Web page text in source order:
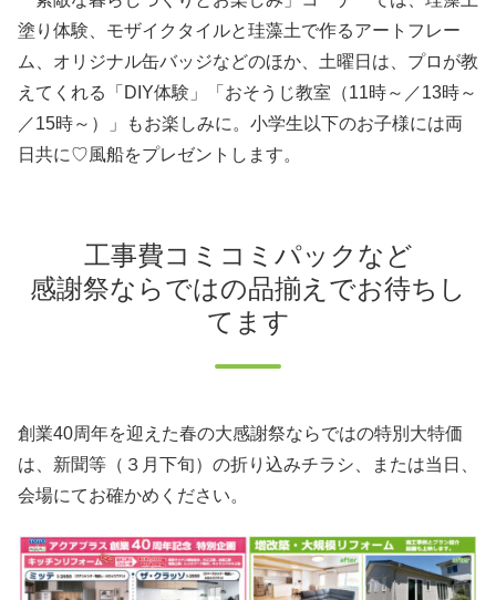
塗り体験、モザイクタイルと珪藻土で作るアートフレー
ム、オリジナル缶バッジなどのほか、土曜日は、プロが教
えてくれる「DIY体験」「おそうじ教室（11時～／13時～
／15時～）」もお楽しみに。小学生以下のお子様には両
日共に♡風船をプレゼントします。
工事費コミコミパックなど
感謝祭ならではの品揃えでお待ちし
てます
創業40周年を迎えた春の大感謝祭ならではの特別大特価
は、新聞等（３月下旬）の折り込みチラシ、または当日、
会場にてお確かめください。